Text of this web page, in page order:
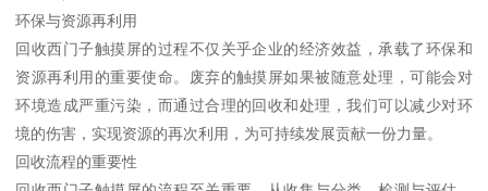
环保与资源再利用
回收西门子触摸屏的过程不仅关乎企业的经济效益，承载了环保和
资源再利用的重要使命。废弃的触摸屏如果被随意处理，可能会对
环境造成严重污染，而通过合理的回收和处理，我们可以减少对环
境的伤害，实现资源的再次利用，为可持续发展贡献一份力量。
回收流程的重要性